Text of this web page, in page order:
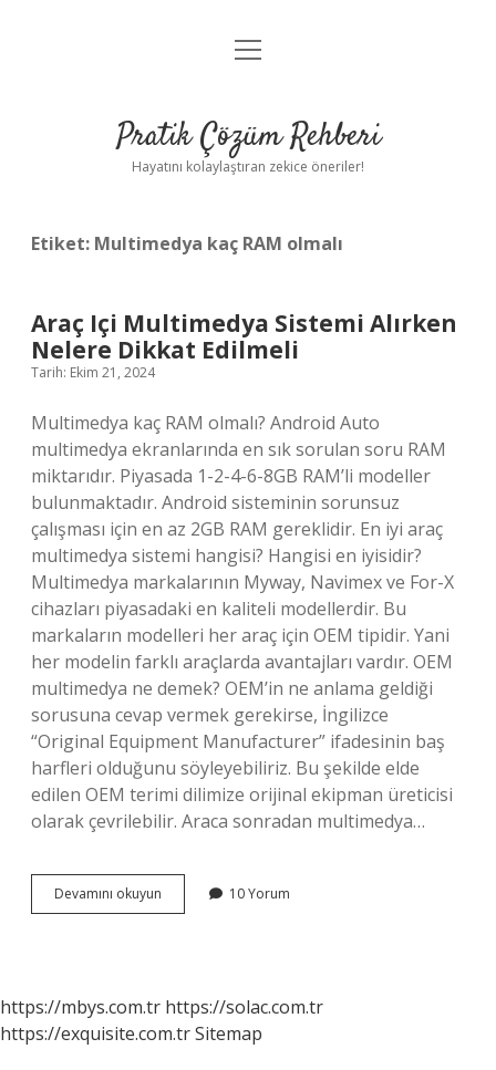
Anasayfa
Yasal Uyarı
menüyü
Pratik Çözüm Rehberi
Hayatını kolaylaştıran zekice öneriler!
Etiket: Multimedya kaç RAM olmalı
Araç Içi Multimedya Sistemi Alırken
Nelere Dikkat Edilmeli
Tarih: Ekim 21, 2024
Multimedya kaç RAM olmalı? Android Auto
multimedya ekranlarında en sık sorulan soru RAM
miktarıdır. Piyasada 1-2-4-6-8GB RAM’li modeller
bulunmaktadır. Android sisteminin sorunsuz
çalışması için en az 2GB RAM gereklidir. En iyi araç
multimedya sistemi hangisi? Hangisi en iyisidir?
Multimedya markalarının Myway, Navimex ve For-X
cihazları piyasadaki en kaliteli modellerdir. Bu
markaların modelleri her araç için OEM tipidir. Yani
her modelin farklı araçlarda avantajları vardır. OEM
multimedya ne demek? OEM’in ne anlama geldiği
sorusuna cevap vermek gerekirse, İngilizce
“Original Equipment Manufacturer” ifadesinin baş
harfleri olduğunu söyleyebiliriz. Bu şekilde elde
edilen OEM terimi dilimize orijinal ekipman üreticisi
olarak çevrilebilir. Araca sonradan multimedya…
Devamını okuyun
Içi
Dikkat
Edilmeli
10 Yorum
https://mbys.com.tr https://solac.com.tr
https://exquisite.com.trSitemap